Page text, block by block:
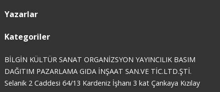
Yazarlar
Kategoriler
BİLGİN KÜLTÜR SANAT ORGANİZSYON YAYINCILIK BASIM
DAĞITIM PAZARLAMA GIDA İNŞAAT SAN.VE TİC.LTD.ŞTİ.
Selanik 2 Caddesi 64/13 Kardeniz İşhanı 3 kat Çankaya Kızılay